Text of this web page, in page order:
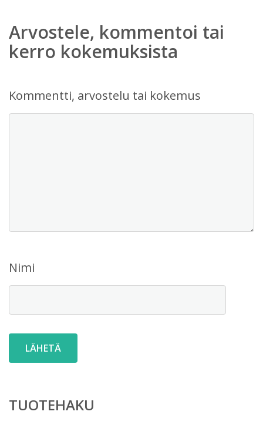
Arvostele, kommentoi tai
kerro kokemuksista
Kommentti, arvostelu tai kokemus
Nimi
TUOTEHAKU